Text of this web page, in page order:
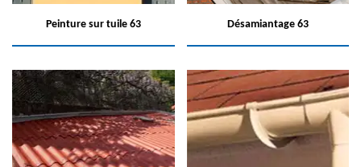
Peinture sur tuile 63 Désamiantage 63